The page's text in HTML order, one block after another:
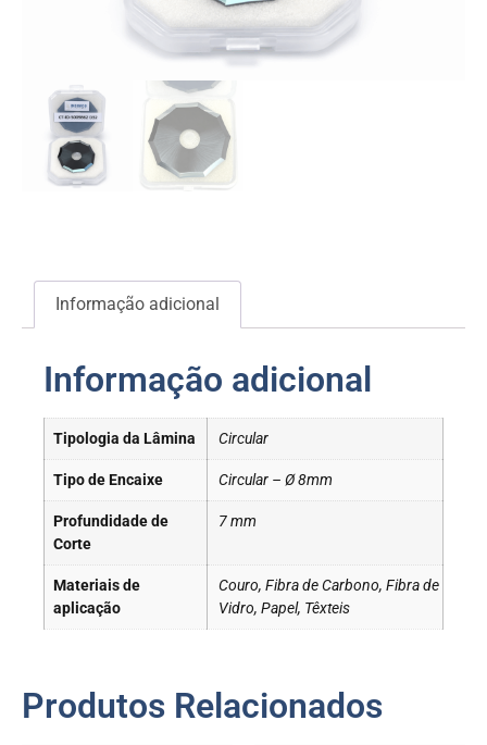
Informação adicional
Informação adicional
Tipologia da Lâmina Circular
Tipo de Encaixe Circular – Ø 8mm
Profundidade de
Corte
7 mm
Materiais de
aplicação
Couro, Fibra de Carbono, Fibra de
Vidro, Papel, Têxteis
Produtos Relacionados